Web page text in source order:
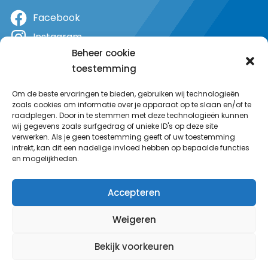
Beheer cookie
toestemming
Om de beste ervaringen te bieden, gebruiken wij technologieën
zoals cookies om informatie over je apparaat op te slaan en/of te
raadplegen. Door in te stemmen met deze technologieën kunnen
wij gegevens zoals surfgedrag of unieke ID's op deze site
verwerken. Als je geen toestemming geeft of uw toestemming
intrekt, kan dit een nadelige invloed hebben op bepaalde functies
en mogelijkheden.
Accepteren
Weigeren
Bekijk voorkeuren
Facebook
Instagram
YouTube